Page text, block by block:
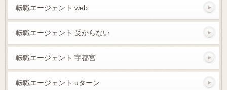
転職エージェント web
転職エージェント 受からない
転職エージェント 宇都宮
転職エージェント uターン